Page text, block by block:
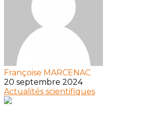
Françoise MARCENAC
20 septembre 2024
Actualités scientifiques